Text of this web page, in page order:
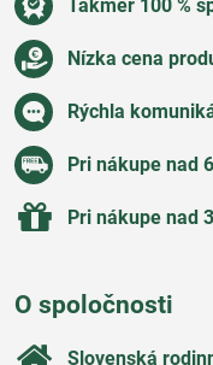
Takmer 100 %
Nízka cena
Rýchla
Pri nákupe nad
Pri nákupe nad
O spoločnosti
Slovenská